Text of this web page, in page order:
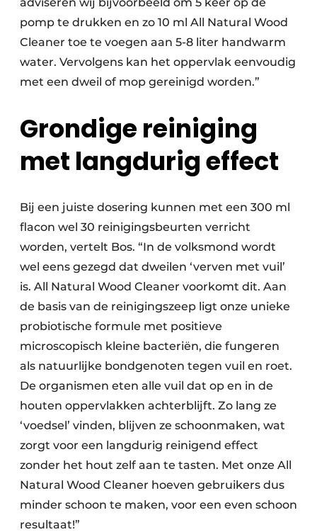
pomp te drukken en zo 10 ml All Natural Wood
Cleaner toe te voegen aan 5-8 liter handwarm
water. Vervolgens kan het oppervlak eenvoudig
met een dweil of mop gereinigd worden.”
Grondige reiniging
met langdurig effect
Bij een juiste dosering kunnen met een 300 ml
flacon wel 30 reinigingsbeurten verricht
worden, vertelt Bos. “In de volksmond wordt
wel eens gezegd dat dweilen ‘verven met vuil’
is. All Natural Wood Cleaner voorkomt dit. Aan
de basis van de reinigingszeep ligt onze unieke
probiotische formule met positieve
microscopisch kleine bacteriën, die fungeren
als natuurlijke bondgenoten tegen vuil en roet.
De organismen eten alle vuil dat op en in de
houten oppervlakken achterblijft. Zo lang ze
‘voedsel’ vinden, blijven ze schoonmaken, wat
zorgt voor een langdurig reinigend effect
zonder het hout zelf aan te tasten. Met onze All
Natural Wood Cleaner hoeven gebruikers dus
minder schoon te maken, voor een even schoon
resultaat!”